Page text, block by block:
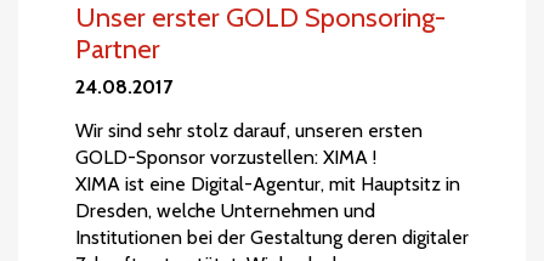
Unser erster GOLD Sponsoring-
Partner
24.08.2017
Wir sind sehr stolz darauf, unseren ersten
GOLD-Sponsor vorzustellen: XIMA !
XIMA ist eine Digital-Agentur, mit Hauptsitz in
Dresden, welche Unternehmen und
Institutionen bei der Gestaltung deren digitaler